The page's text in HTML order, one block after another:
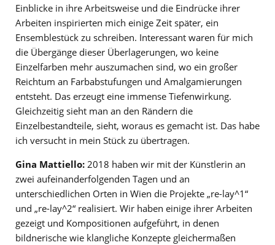
Einblicke in ihre Arbeitsweise und die Eindrücke ihrer
Arbeiten inspirierten mich einige Zeit später, ein
Ensemblestück zu schreiben. Interessant waren für mich
die Übergänge dieser Überlagerungen, wo keine
Einzelfarben mehr auszumachen sind, wo ein großer
Reichtum an Farbabstufungen und Amalgamierungen
entsteht. Das erzeugt eine immense Tiefenwirkung.
Gleichzeitig sieht man an den Rändern die
Einzelbestandteile, sieht, woraus es gemacht ist. Das habe
ich versucht in mein Stück zu übertragen.
Gina Mattiello: 2018 haben wir mit der Künstlerin an
zwei aufeinanderfolgenden Tagen und an
unterschiedlichen Orten in Wien die Projekte „re-lay^1“
und „re-lay^2“ realisiert. Wir haben einige ihrer Arbeiten
gezeigt und Kompositionen aufgeführt, in denen
bildnerische wie klangliche Konzepte gleichermaßen